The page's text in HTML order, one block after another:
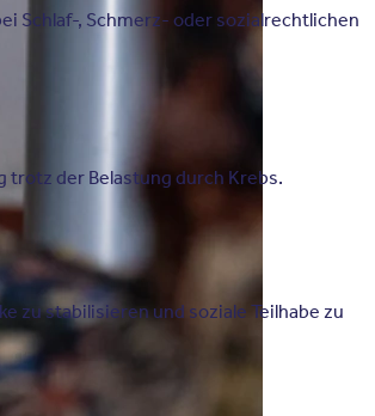
Schlaf-, Schmerz- oder sozialrechtlichen
trotz der Belastung durch Krebs.
zu stabilisieren und soziale Teilhabe zu